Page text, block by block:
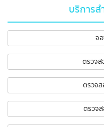
บริการ
จ
ตรวจส
ตรวจส
ตรวจ